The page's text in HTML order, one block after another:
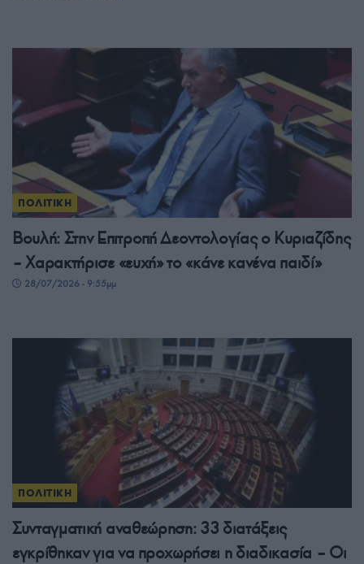
ΠΟΛΙΤΙΚΗ
Βουλή: Στην Επιτροπή Δεοντολογίας ο Κυριαζίδης
– Χαρακτήρισε «ευχή» το «κάνε κανένα παιδί»
28/07/2026 - 9:55μμ
ΠΟΛΙΤΙΚΗ
Συνταγματική αναθεώρηση: 33 διατάξεις
εγκρίθηκαν για να προχωρήσει η διαδικασία – Οι